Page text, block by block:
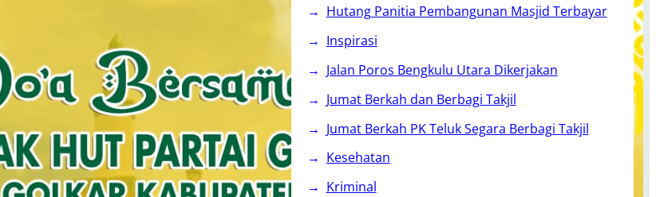
Hutang Panitia Pembangunan Masjid Terbayar
Inspirasi
Jalan Poros Bengkulu Utara Dikerjakan
Jumat Berkah dan Berbagi Takjil
Jumat Berkah PK Teluk Segara Berbagi Takjil
Kesehatan
Kriminal